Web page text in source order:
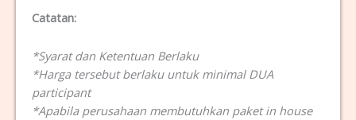
Catatan:
*Syarat dan Ketentuan Berlaku
*Harga tersebut berlaku untuk minimal DUA
participant
*Apabila perusahaan membutuhkan paket in house